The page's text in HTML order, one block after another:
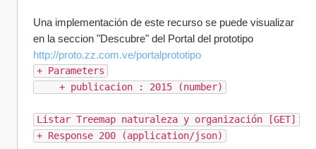
Una implementación de este recurso se puede visualizar
http://proto.zz.com.ve/portalprototipo
+ Parameters
    + publicacion : 2015 (number)
Listar Treemap naturaleza y organización [GET]
+ Response 200 (application/json)